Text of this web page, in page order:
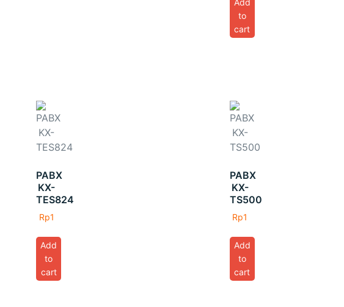
to
cart
PABX
KX-
TES824
Rp1
Add
to
cart
PABX
KX-
TS500
Rp1
Add
to
cart